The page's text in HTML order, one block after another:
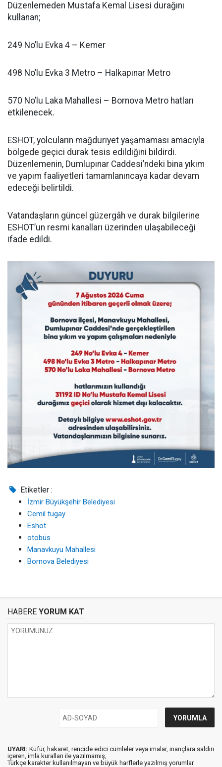
Düzenlemeden Mustafa Kemal Lisesi durağını
kullanan;
249 No’lu Evka 4 – Kemer
498 No’lu Evka 3 Metro – Halkapınar Metro
570 No’lu Laka Mahallesi – Bornova Metro hatları
etkilenecek.
ESHOT, yolcuların mağduriyet yaşamaması amacıyla
bölgede geçici durak tesis edildiğini bildirdi.
Düzenlemenin, Dumlupınar Caddesi’ndeki bina yıkım
ve yapım faaliyetleri tamamlanıncaya kadar devam
edeceği belirtildi.
Vatandaşların güncel güzergâh ve durak bilgilerine
ESHOT’un resmi kanalları üzerinden ulaşabileceği
ifade edildi.
Etiketler :
İzmir Büyükşehir Belediyesi
Cemil tugay
Eshot
otobüs
Manavkuyu Mahallesi
Bornova Belediyesi
HABERE YORUM KAT
UYARI: Küfür, hakaret, rencide edici cümleler veya imalar, inançlara saldırı
içeren, imla kuralları ile yazılmamış,
Türkçe karakter kullanılmayan ve büyük harflerle yazılmış yorumlar